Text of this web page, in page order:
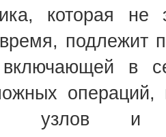
которая не
подлежит
включающей в
операций,
узлов и